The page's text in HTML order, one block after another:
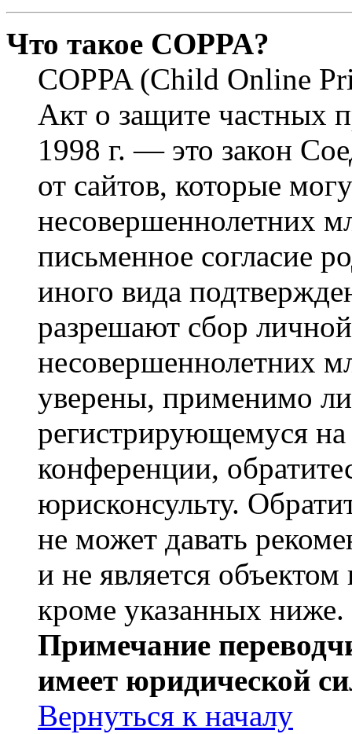
Что такое COPPA?
COPPA (Child Online
Акт о защите частных
1998 г. — это закон
от сайтов, которые
несовершеннолетних
письменное согласие
иного вида
разрешают сбор
несовершеннолетних
уверены, применимо
регистрирующемуся
конференции,
юрисконсульту.
не может давать
и не является
кроме указанных ниже.
Примечание
имеет юридической
Вернуться к началу